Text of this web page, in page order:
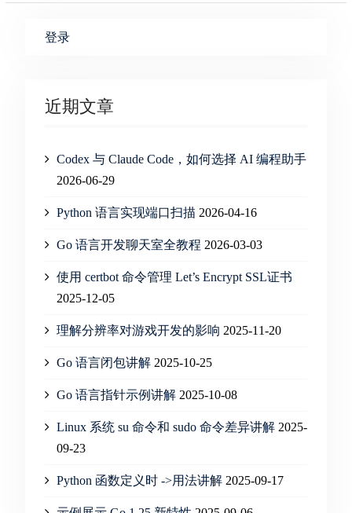
登录
近期文章
Codex 与 Claude Code，如何选择 AI 编程助手
2026-06-29
Python 语言实现端口扫描 2026-04-16
Go 语言开发聊天室全教程 2026-03-03
使用 certbot 命令管理 Let’s Encrypt SSL证书
2025-12-05
理解分辨率对游戏开发的影响 2025-11-20
Go 语言闭包讲解 2025-10-25
Go 语言指针示例讲解 2025-10-08
Linux 系统 su 命令和 sudo 命令差异讲解 2025-
09-23
Python 函数定义时 ->用法讲解 2025-09-17